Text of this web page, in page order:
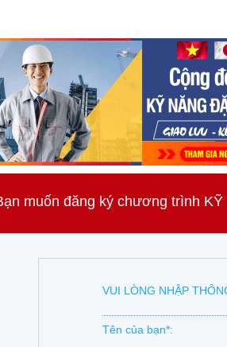
muốn đăng ký chương trình
VUI LÒNG NHẬP
Tên của bạn*: